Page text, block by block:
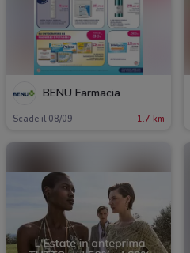
BENU Farmacia
Scade il 08/09 1.7 km